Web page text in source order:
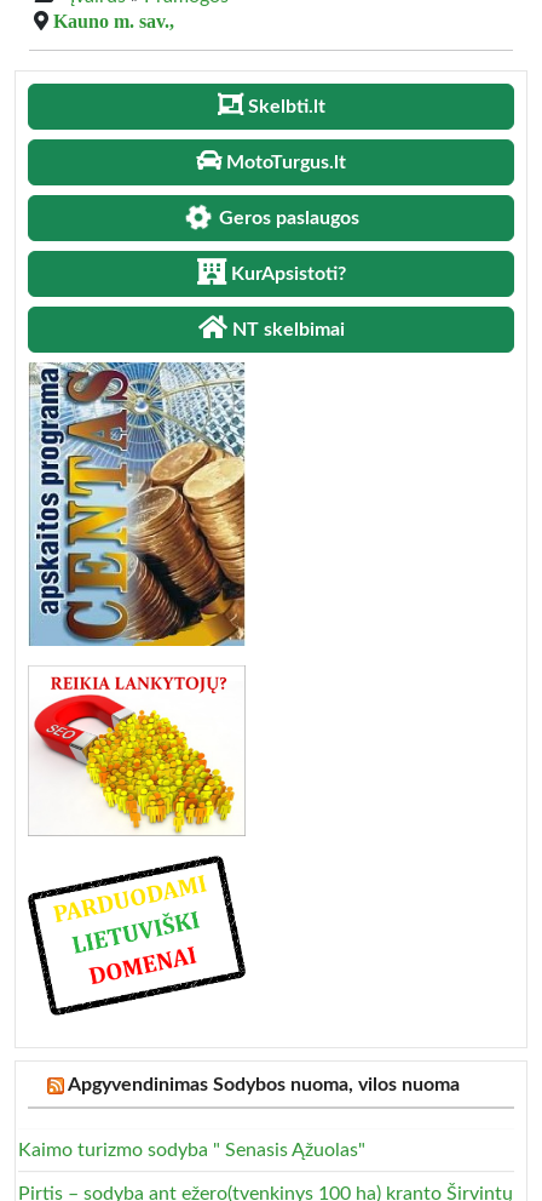
Kauno m. sav.,
Skelbti.lt
MotoTurgus.lt
Geros paslaugos
KurApsistoti?
NT skelbimai
Apgyvendinimas Sodybos nuoma, vilos nuoma
Kaimo turizmo sodyba " Senasis Ąžuolas"
Pirtis – sodyba ant ežero(tvenkinys 100 ha) kranto Širvintų